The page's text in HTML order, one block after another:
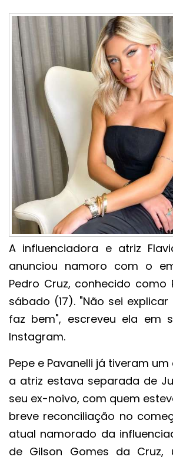
A influenciadora e atriz
anunciou namoro com o
Pedro Cruz, conhecido como
sábado (17). "Não sei
faz bem", escreveu ela em
Instagram.
Pepe e Pavanelli já tiveram
a atriz estava separada de
seu ex-noivo, com quem
breve reconciliação no
atual namorado da
de Gilson Gomes da Cruz,